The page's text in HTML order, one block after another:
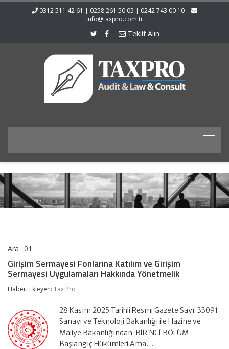
0312 511 42 61 | 0258 261 50 05 | 0242 743 00 10
info@taxpro.com.tr
Teklif Alın
Ara 01
Fonlarına
Katılım
Girişim
Uygulamaları
Hakkında
Yönetmelik
için
Girişim Sermayesi Fonlarına Katılım ve Girişim
Sermayesi Uygulamaları Hakkında Yönetmelik
Haberi Ekleyen: Tax Pro
28 Kasım 2025 Tarihli Resmi Gazete Sayı: 33091
Sanayi ve Teknoloji Bakanlığı ile Hazine ve
Maliye Bakanlığından: BİRİNCİ BÖLÜM
Başlangıç Hükümleri Ama…